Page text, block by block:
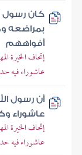
كان رسول
بمراضعه
أفواههم
إتحاف الخيرة
عاشوراء فيه
أن رسول
عاشوراء
إتحاف الخيرة
عاشوراء فيه